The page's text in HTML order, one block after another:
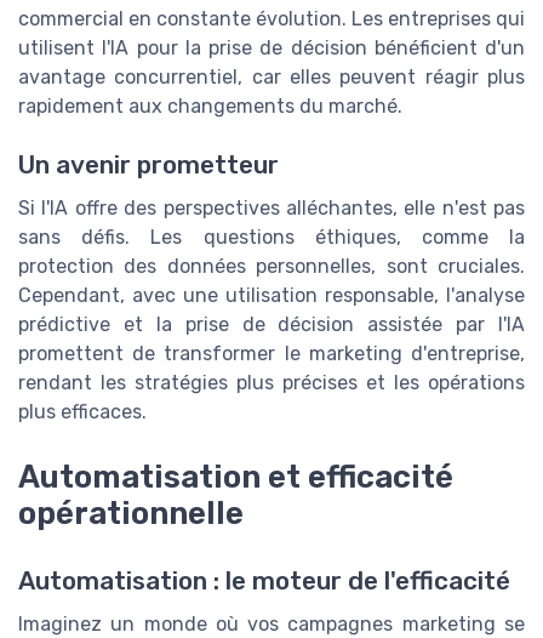
commercial en constante évolution. Les entreprises qui
utilisent l'IA pour la prise de décision bénéficient d'un
avantage concurrentiel, car elles peuvent réagir plus
rapidement aux changements du marché.
Un avenir prometteur
Si l'IA offre des perspectives alléchantes, elle n'est pas
sans défis. Les questions éthiques, comme la
protection des données personnelles, sont cruciales.
Cependant, avec une utilisation responsable, l'analyse
prédictive et la prise de décision assistée par l'IA
promettent de transformer le marketing d'entreprise,
rendant les stratégies plus précises et les opérations
plus efficaces.
Automatisation et efficacité
opérationnelle
Automatisation : le moteur de l'efficacité
Imaginez un monde où vos campagnes marketing se